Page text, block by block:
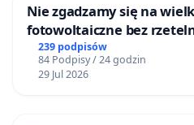
Nie zgadzamy się na
fotowoltaiczne bez
mieszkańców
239 podpisów
84 Podpisy / 24 godzin
29 Jul 2026